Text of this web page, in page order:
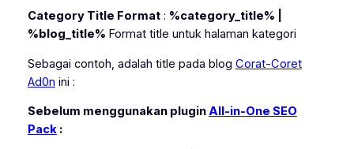
Category Title Format: %category_title% |
%blog_title% Format title untuk halaman kategori
Sebagai contoh, adalah title pada blog Corat-Coret
Ad0n ini :
Sebelum menggunakan pluginAll-in-One SEO
Pack: